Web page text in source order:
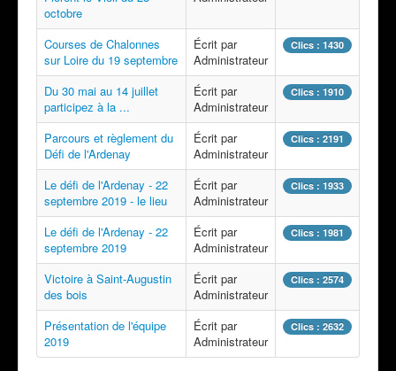
octobre
Courses de Chalonnes
sur Loire du 19 septembre
Écrit par
Administrateur
Clics : 1430
Du 30 mai au 14 juillet
participez à la ...
Écrit par
Administrateur
Clics : 1910
Parcours et règlement du
Défi de l'Ardenay
Écrit par
Administrateur
Clics : 2191
Le défi de l'Ardenay - 22
septembre 2019 - le lieu
Écrit par
Administrateur
Clics : 1933
Le défi de l'Ardenay - 22
septembre 2019
Écrit par
Administrateur
Clics : 1981
Victoire à Saint-Augustin
des bois
Écrit par
Administrateur
Clics : 2574
Présentation de l'équipe
2019
Écrit par
Administrateur
Clics : 2632